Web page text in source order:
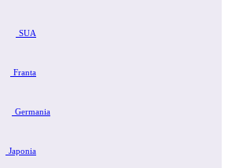
SUA
Franta
Germania
Japonia